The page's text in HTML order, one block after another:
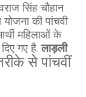
सिंह चौहान
की पांचवी
महिलाओं के
गए है.लाड़ली
से पांचवीं